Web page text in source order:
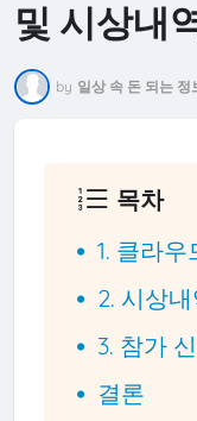
및 시상내
by 일상 속 돈 되는 정
목차
1. 클라
2. 시상
3. 참가
결론